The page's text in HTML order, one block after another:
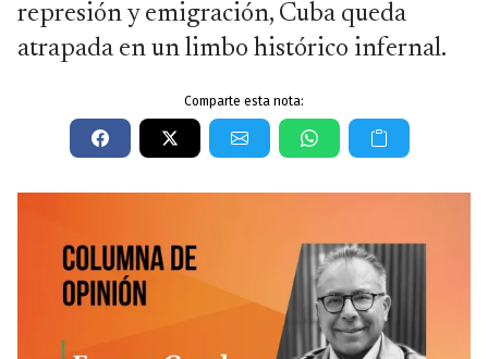
represión y emigración, Cuba queda
atrapada en un limbo histórico infernal.
Comparte esta nota: